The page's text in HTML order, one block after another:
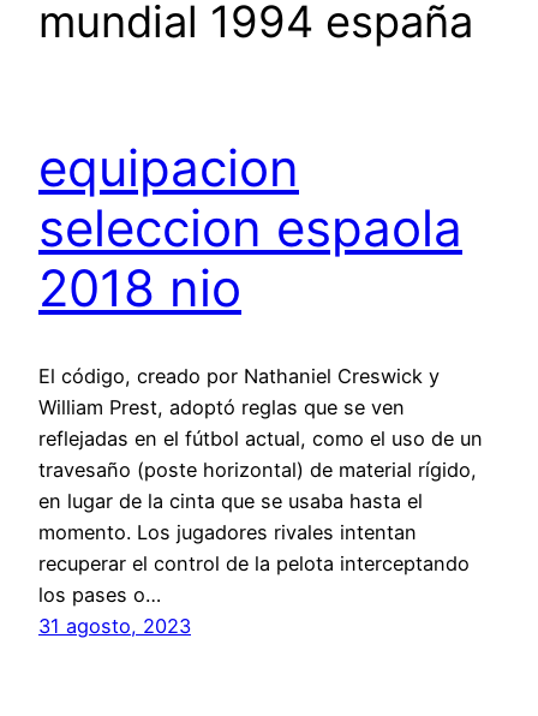
mundial 1994 españa
equipacion
seleccion espaola
2018 nio
El código, creado por Nathaniel Creswick y
William Prest, adoptó reglas que se ven
reflejadas en el fútbol actual, como el uso de un
travesaño (poste horizontal) de material rígido,
en lugar de la cinta que se usaba hasta el
momento. Los jugadores rivales intentan
recuperar el control de la pelota interceptando
los pases o…
31 agosto, 2023